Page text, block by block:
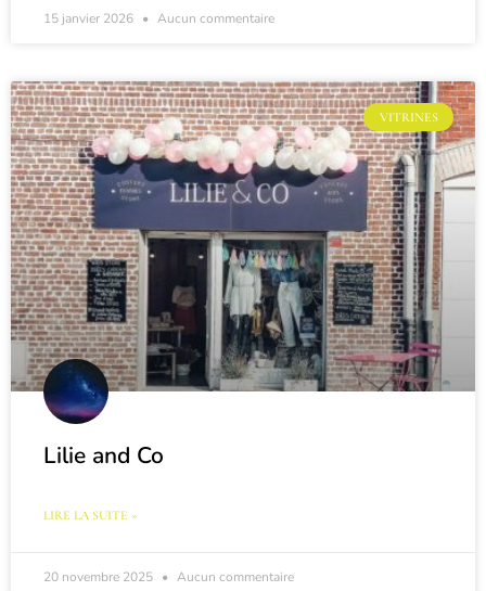
15 janvier 2026 Aucun commentaire
VITRINES
Lilie and Co
LIRE LA SUITE »
20 novembre 2025 Aucun commentaire